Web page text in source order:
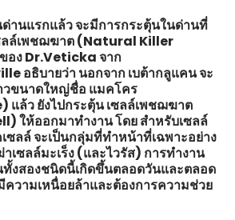
ด่านแรกแล้ว จะมีการกระตุ้นในด่านที่
ลล์เพชฌฆาต (Natural Killer
อง Dr.Veticka จาก
อธิบายว่า นอกจาก เบต้ากลูแคน จะ
วขนาดใหญ่ชื่อ แมคโคร
ล้ว ยังไปกระตุ้น เซลล์เพชฌฆาต
ให้ออกมาทำงาน โดย สำหรับเซลล์
ซลล์ จะเป็นกลุ่มที่ทำหน้าที่เฉพาะอย่าง
เซลล์มะเร็ง (และไวรัส) การทำงาน
งสองชนิดนี้เกิดขึ้นตลอดวันและตลอด
วามเหนื่อยล้าและต้องการความช่วย